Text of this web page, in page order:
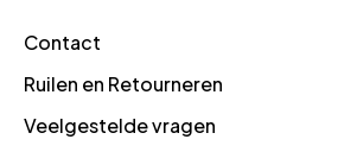
Contact
Ruilen en Retourneren
Veelgestelde vragen